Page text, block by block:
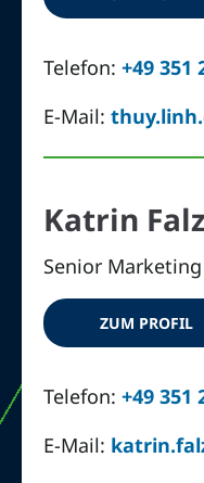
Telefon:+49 351
E-Mail:
Katrin Falz
Senior
ZUM PROFIL
Telefon:+49 351
E-Mail: